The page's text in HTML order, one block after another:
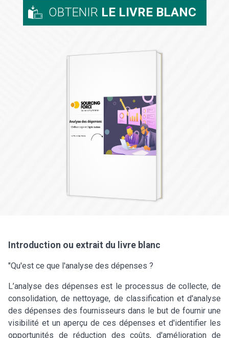
OBTENIR LE LIVRE BLANC
Introduction ou extrait du livre blanc
"Qu'est ce que l'analyse des dépenses ?
L’analyse des dépenses est le processus de collecte, de
consolidation, de nettoyage, de classification et d'analyse
des dépenses des fournisseurs dans le but de fournir une
visibilité et un aperçu de ces dépenses et d'identifier les
opportunités de réduction des coûts, d'amélioration de